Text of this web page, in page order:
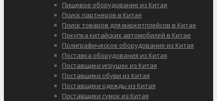
Пищевое оборудование из Китая
Поиск партнеров в Китае
Поиск товаров для маркетплейсов в Китае
Покупка китайских автомобилей в Китае
Полиграфическое оборудование из Китая
Поставка оборудования из Китая
Поставщики игрушек из Китая
Поставщики обуви из Китая
Поставщики одежды из Китая
Поставщики сумок из Китая